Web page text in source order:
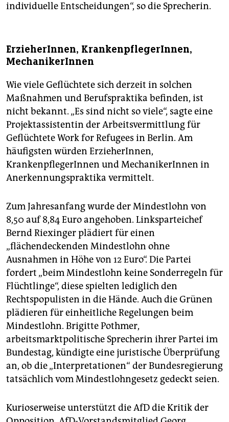
individuelle Entscheidungen“, so die Sprecherin.
ErzieherInnen, KrankenpflegerInnen,
MechanikerInnen
Wie viele Geflüchtete sich derzeit in solchen
Maßnahmen und Berufspraktika befinden, ist
nicht bekannt. „Es sind nicht so viele“, sagte eine
Projektassistentin der Arbeitsvermittlung für
Geflüchtete Work for Refugees in Berlin. Am
häufigsten würden ErzieherInnen,
KrankenpflegerInnen und MechanikerInnen in
Anerkennungspraktika vermittelt.
Zum Jahresanfang wurde der Mindestlohn von
8,50 auf 8,84 Euro angehoben. Linksparteichef
Bernd Riexinger plädiert für einen
„flächendeckenden Mindestlohn ohne
Ausnahmen in Höhe von 12 Euro“. Die Partei
fordert „beim Mindestlohn keine Sonderregeln für
Flüchtlinge“, diese spielten lediglich den
Rechtspopulisten in die Hände. Auch die Grünen
plädieren für einheitliche Regelungen beim
Mindestlohn. Brigitte Pothmer,
arbeitsmarktpolitische Sprecherin ihrer Partei im
Bundestag, kündigte eine juristische Überprüfung
an, ob die „Interpretationen“ der Bundesregierung
tatsächlich vom Mindestlohngesetz gedeckt seien.
Kurioserweise unterstützt die AfD die Kritik der